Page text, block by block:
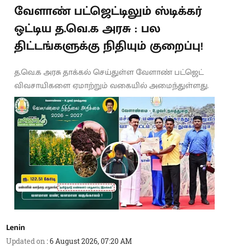
வேளாண் பட்ஜெட்டிலும் ஸ்டிக்கர்
ஒட்டிய த.வெ.க அரசு : பல
திட்டங்களுக்கு நிதியும் குறைப்பு!
த.வெ.க அரசு தாக்கல் செய்துள்ள வேளாண் பட்ஜெட்
விவசாயிகளை ஏமாற்றும் வகையில் அமைந்துள்ளது.
Lenin
Updated on :6 August 2026, 07:20 AM